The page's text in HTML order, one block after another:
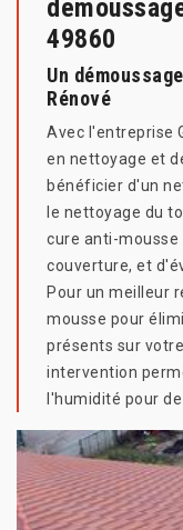
49860
Un
Rénové
Avec l'entreprise
en nettoyage et
bénéficier d'un
le nettoyage du
cure anti-
couverture, et
Pour un meilleur
mousse pour
présents sur
intervention
l'humidité pour